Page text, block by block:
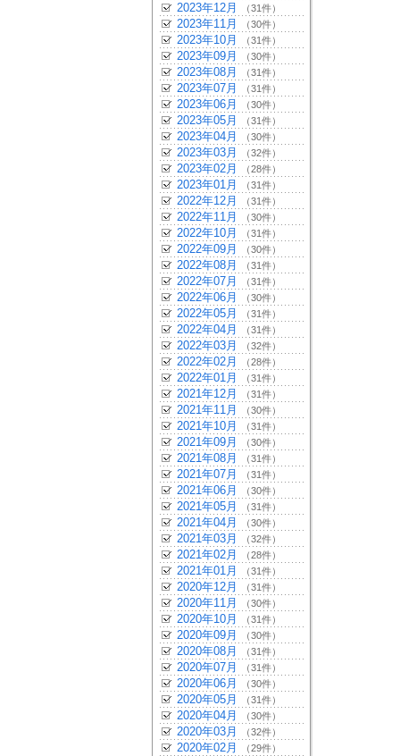
2023年12月 （31件）
2023年11月 （30件）
2023年10月 （31件）
2023年09月 （30件）
2023年08月 （31件）
2023年07月 （31件）
2023年06月 （30件）
2023年05月 （31件）
2023年04月 （30件）
2023年03月 （32件）
2023年02月 （28件）
2023年01月 （31件）
2022年12月 （31件）
2022年11月 （30件）
2022年10月 （31件）
2022年09月 （30件）
2022年08月 （31件）
2022年07月 （31件）
2022年06月 （30件）
2022年05月 （31件）
2022年04月 （31件）
2022年03月 （32件）
2022年02月 （28件）
2022年01月 （31件）
2021年12月 （31件）
2021年11月 （30件）
2021年10月 （31件）
2021年09月 （30件）
2021年08月 （31件）
2021年07月 （31件）
2021年06月 （30件）
2021年05月 （31件）
2021年04月 （30件）
2021年03月 （32件）
2021年02月 （28件）
2021年01月 （31件）
2020年12月 （31件）
2020年11月 （30件）
2020年10月 （31件）
2020年09月 （30件）
2020年08月 （31件）
2020年07月 （31件）
2020年06月 （30件）
2020年05月 （31件）
2020年04月 （30件）
2020年03月 （32件）
2020年02月 （29件）